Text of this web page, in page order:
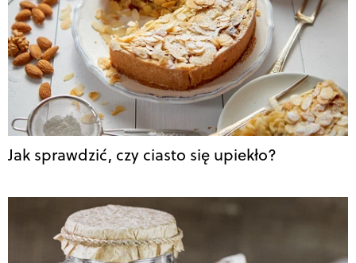
Jak sprawdzić, czy ciasto się upiekło?